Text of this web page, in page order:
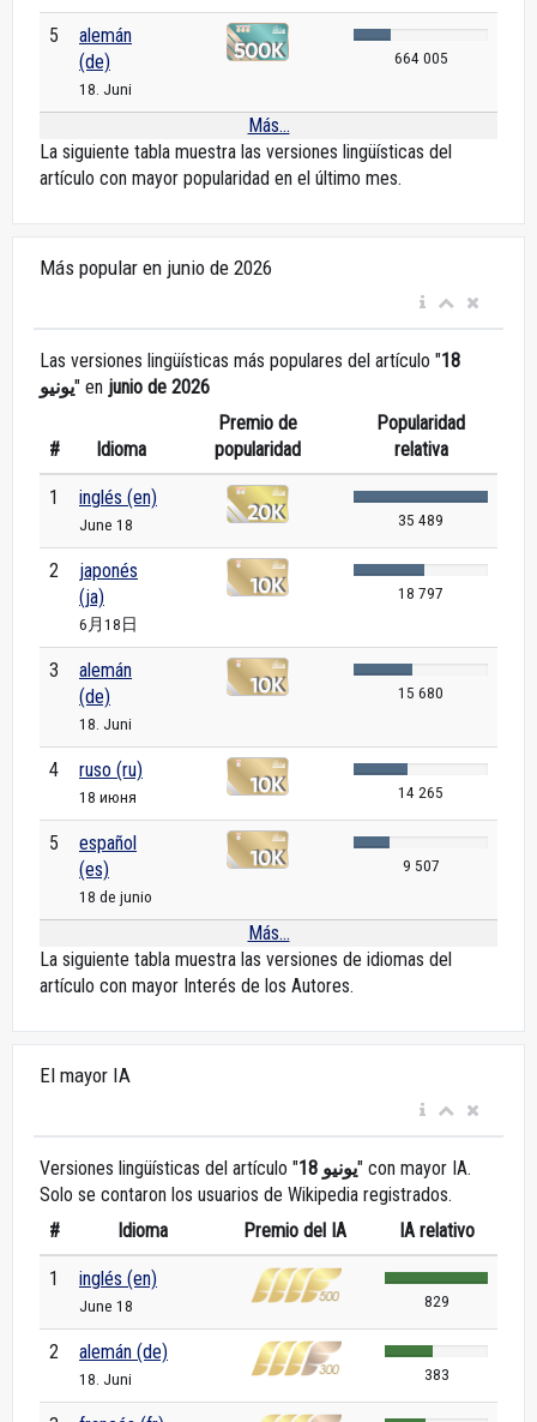
5
alemán
(de)
18. Juni
664 005
Más...
La siguiente tabla muestra las versiones lingüísticas del
artículo con mayor popularidad en el último mes.
Más popular en junio de 2026
Las versiones lingüísticas más populares del artículo "18
يونيو" en junio de 2026
# Idioma
Premio de
popularidad
Popularidad
relativa
1 inglés (en)
June 18 35 489
2
japonés
(ja)
6月18日
18 797
3
alemán
(de)
18. Juni
15 680
4 ruso (ru)
18 июня 14 265
5
español
(es)
18 de junio
9 507
Más...
La siguiente tabla muestra las versiones de idiomas del
artículo con mayor Interés de los Autores.
El mayor IA
Versiones lingüísticas del artículo " 18 يونيو" con mayor IA.
Solo se contaron los usuarios de Wikipedia registrados.
#
Idioma Premio del IA IA relativo
1 inglés (en)
June 18 829
2 alemán (de)
18. Juni 383